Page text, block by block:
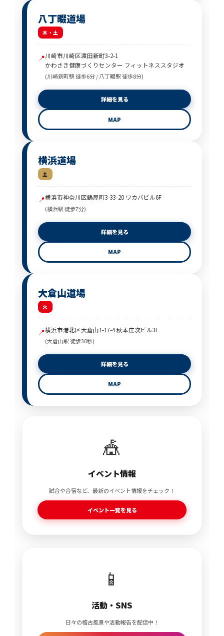
八丁畷道場
木・土
📍川崎市川崎区渡田新町3-2-1
かわさき健康づくりセンター フィットネススタジオ
(川崎新町駅 徒歩6分 / 八丁畷駅 徒歩8分)
詳細を見る
MAP
横浜道場
土
📍横浜市神奈川区鶴屋町3-33-20 ワカバビル6F
(横浜駅 徒歩7分)
詳細を見る
MAP
大倉山道場
火
📍横浜市港北区大倉山1-17-4 秋本庄次ビル3F
(大倉山駅 徒歩30秒)
詳細を見る
MAP
🎪
イベント情報
試合や合宿など、最新のイベント情報をチェック！
イベント一覧を見る
📱
活動・SNS
日々の稽古風景や活動報告を配信中！